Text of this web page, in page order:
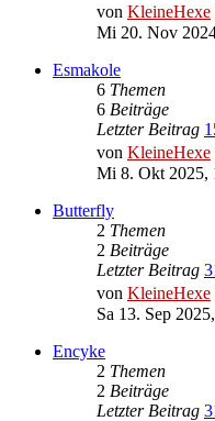
von KleineHexe
Mi 20. Nov
Esmakole
6 Themen
6 Beiträge
Letzter Beitrag
von KleineHexe
Mi 8. Okt 2025,
Butterfly
2 Themen
2 Beiträge
Letzter Beitrag
von KleineHexe
Sa 13. Sep
Encyke
2 Themen
2 Beiträge
Letzter Beitrag